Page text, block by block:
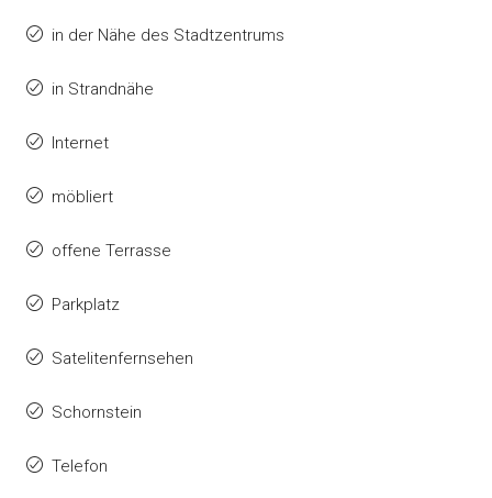
in der Nähe des Stadtzentrums
in Strandnähe
Internet
möbliert
offene Terrasse
Parkplatz
Satelitenfernsehen
Schornstein
Telefon